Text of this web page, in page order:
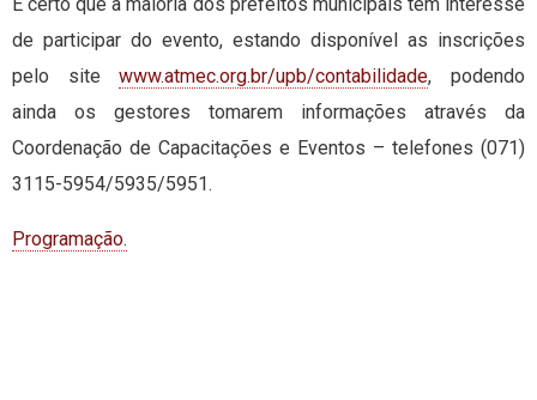
de participar do evento, estando disponível as inscrições
pelo sitewww.atmec.org.br/upb/contabilidade, podendo
ainda os gestores tomarem informações através da
Coordenação de Capacitações e Eventos – telefones (071)
3115-5954/5935/5951.
Programação.